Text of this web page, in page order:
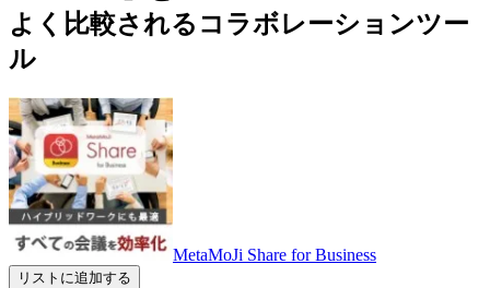
よく比較されるコラボレーションツー
ル
MetaMoJi Share for Business
リストに追加する